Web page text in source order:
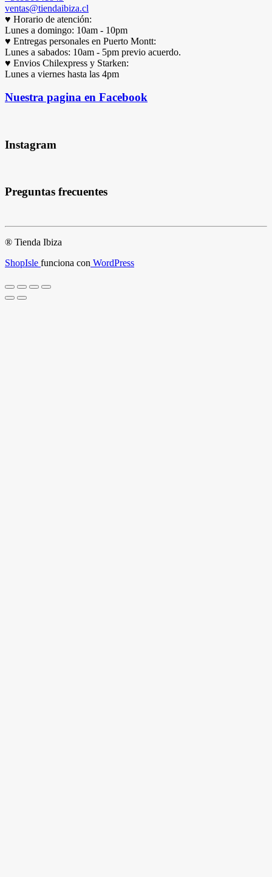
ventas@tiendaibiza.cl
♥ Horario de atención:
Lunes a domingo: 10am - 10pm
♥ Entregas personales en Puerto Montt:
Lunes a sabados: 10am - 5pm previo acuerdo.
♥ Envios Chilexpress y Starken:
Lunes a viernes hasta las 4pm
Nuestra pagina en Facebook
Instagram
Preguntas frecuentes
® Tienda Ibiza
ShopIsle funciona con WordPress